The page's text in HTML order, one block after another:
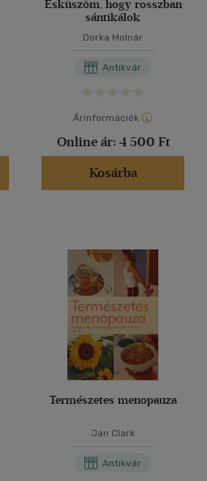
Esküszöm, hogy rosszban
sántikálok
Dorka Molnár
Antikvár
Árinformációk
Online ár: 4 500 Ft
Kosárba
Természetes menopauza
Jan Clark
Antikvár